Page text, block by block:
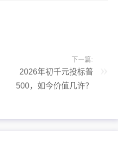
下一篇:
2026年初千元投标普
500，如今价值几许？